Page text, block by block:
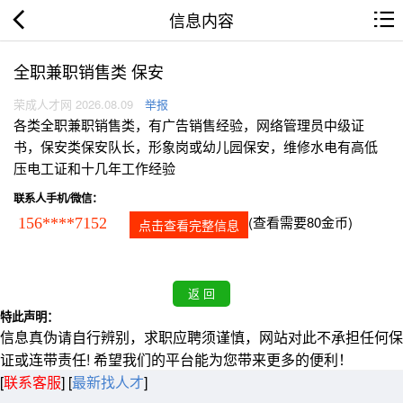
信息内容
全职兼职销售类 保安
荣成人才网 2026.08.09 举报
各类全职兼职销售类，有广告销售经验，网络管理员中级证
书，保安类保安队长，形象岗或幼儿园保安，维修水电有高低
压电工证和十几年工作经验
联系人手机/微信：
156****7152 点击查看完整信息 (查看需要80金币)
特此声明：
信息真伪请自行辨别，求职应聘须谨慎，网站对此不承担任何保
证或连带责任! 希望我们的平台能为您带来更多的便利！
[联系客服] [最新找人才]